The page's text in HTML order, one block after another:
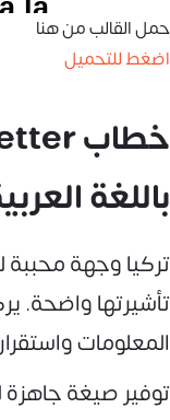
حمل القالب من هنا
اضغط للتحميل
باللغة
تركيا وجهة
تأشيرتها واضحة.
المعلومات
توفير صيغة